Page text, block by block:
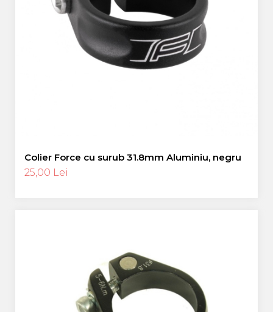
Colier Force cu surub 31.8mm Aluminiu, negru
25,00 Lei